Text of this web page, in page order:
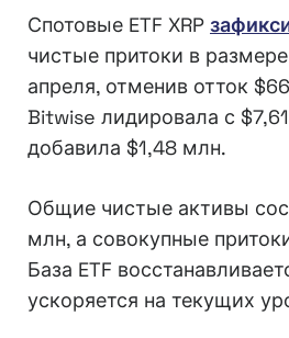
Спотовые ETF XRP
чистые притоки в
апреля, отменив отток
Bitwise лидировала с
добавила $1,48 млн.
Общие чистые активы
млн, а совокупные
База ETF
ускоряется на текущих